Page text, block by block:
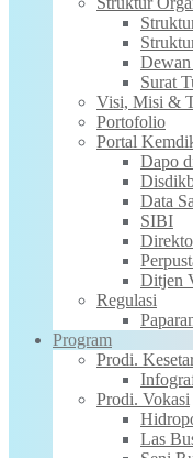
Surat
Visi, Misi &
Portofolio
Portal
Dapo
Data
SIBI
Ditjen
Regulasi
Program
Prodi.
Prodi. Vokasi
Las